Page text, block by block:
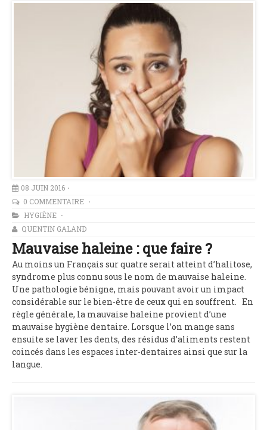
08 JUIN 2016
0 COMMENTAIRE
HYGIÈNE
QUENTIN GALAND
Mauvaise haleine : que faire ?
Au moins un Français sur quatre serait atteint d’halitose,
syndrome plus connu sous le nom de mauvaise haleine.
Une pathologie bénigne, mais pouvant avoir un impact
considérable sur le bien-être de ceux qui en souffrent. En
règle générale, la mauvaise haleine provient d’une
mauvaise hygiène dentaire. Lorsque l’on mange sans
ensuite se laver les dents, des résidus d’aliments restent
coincés dans les espaces inter-dentaires ainsi que sur la
langue.